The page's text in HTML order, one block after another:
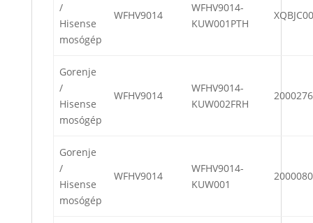
/
Hisense
mosógép
WFHV9014
WFHV9014-
KUW001PTH
Gorenje
/
Hisense
mosógép
WFHV9014
WFHV9014-
KUW002FRH
Gorenje
/
Hisense
mosógép
WFHV9014
WFHV9014-
KUW001